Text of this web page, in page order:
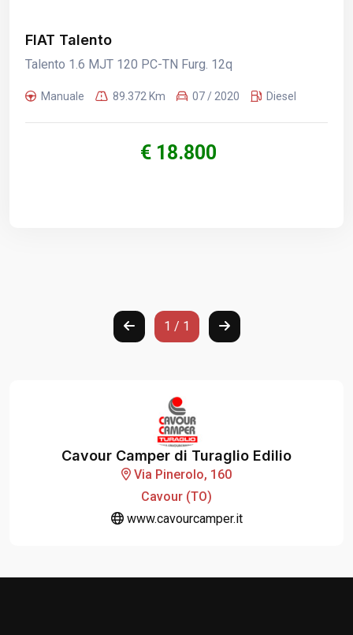
FIAT Talento
Talento 1.6 MJT 120 PC-TN Furg. 12q
Manuale 89.372 Km 07 / 2020 Diesel
€ 18.800
1 / 1
Cavour Camper di Turaglio Edilio
Via Pinerolo, 160
Cavour (TO)
www.cavourcamper.it